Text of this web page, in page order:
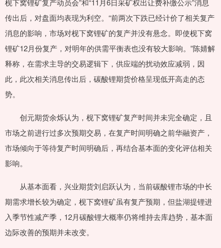
枧下窝锂矿复产动员会”和“11月6日采矿权出让费补缴公示”消息
传出后，对盘面均表现为利空。“前两次下跌已经计价了相关复产
消息的影响，市场对枧下窝锂矿的复产并没有悬念。即使枧下窝
锂矿12月份复产，对明年的供需平衡表也没有较大影响。”陈婧解
释称，在需求主导的交易逻辑下，供应端的扰动效应减弱，因
此，此次相关消息传出后，碳酸锂期货价格呈现低开高走的态
势。
创元期货余烁认为，枧下窝锂矿复产时间并未完全确定，且
市场之前进行过多次预期交易，在复产时间明确之前华融资产，
市场倾向于等待复产时间明确后，再结合基本面的变化评估相关
影响。
从基本面看，兴业期货刘启跃认为，当前碳酸锂市场的中长
期需求增长较为确定，枧下窝锂矿虽有复产预期，但盐湖提锂进
入季节性减产季，12月碳酸锂大概率仍将维持去库趋势，基本面
边际改善的预期并未改变。